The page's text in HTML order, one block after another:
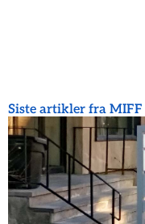
Siste artikler fra MIFF